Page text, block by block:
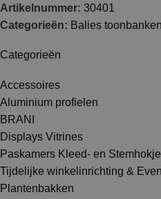
Categorieën
Accessoires
Aluminium profielen
BRANI
Displays Vitrines
Paskamers Kleed- en
Tijdelijke winkelinrichting &
Plantenbakken
Artikelnummer: 30401
Categorieën: Balies toonbanken